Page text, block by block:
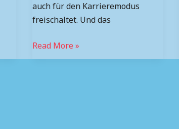
auch für den Karrieremodus
freischaltet. Und das
Read More »